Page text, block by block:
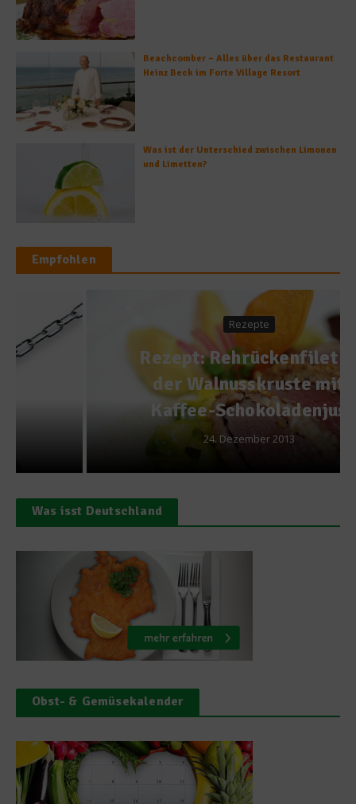
Beachcomber – Alles über das Restaurant
Heinz Beck im Forte Village Resort
Was ist der Unterschied zwischen Limonen
und Limetten?
Empfohlen
Rezept: Rehrückenfilet in
der Walnusskruste mit
Kaffee-Schokoladenjus
24. Dezember 2013
Was isst Deutschland
Obst- & Gemüsekalender